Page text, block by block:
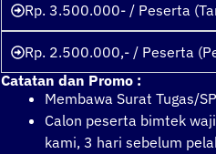
Rp. 3.500.000- / Peserta
Rp. 2.500.000,- / Peserta
Catatan dan Promo :
Membawa Surat Tugas/
Calon peserta bimtek
kami, 3 hari sebelum